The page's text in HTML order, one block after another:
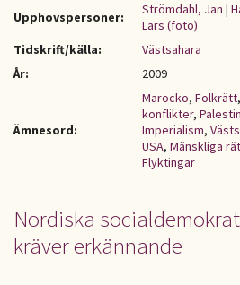
Upphovspersoner: Strömdahl, Jan |
Lars (foto)
Tidskrift/källa:
Västsahara
År:
2009
Ämnesord:
Marocko, Folkrätt,
konflikter,
Imperialism,
USA, Mänskliga
Flyktingar
Nordiska
kräver erkännande